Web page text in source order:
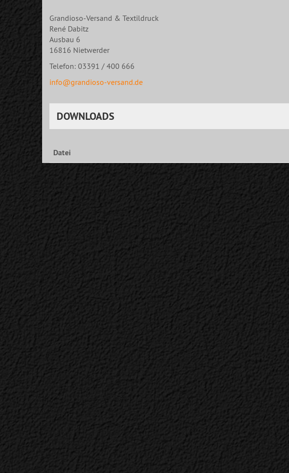
Grandioso-Versand & Textildruck
René Dabitz
Ausbau 6
16816 Nietwerder
Telefon: 03391 / 400 666
info@grandioso-versand.de
DOWNLOADS
Datei